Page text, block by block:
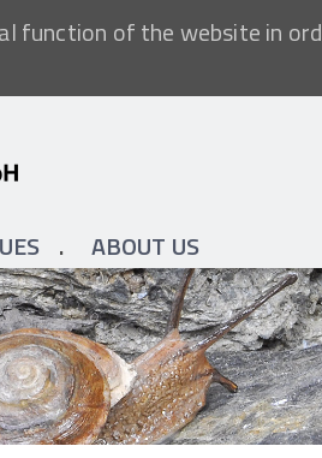
function of the website in
ABOUT US